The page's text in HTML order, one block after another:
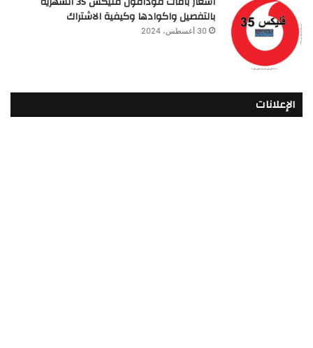
بالتفصيل واكوادها وكيفية الاشتراك
30 أغسطس، 2024
الإعلانات